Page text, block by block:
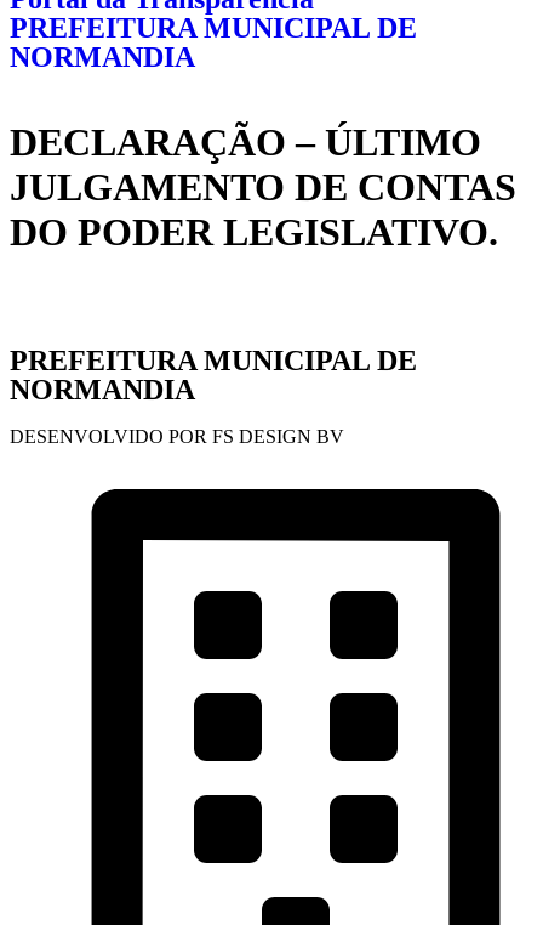
PREFEITURA MUNICIPAL DE
NORMANDIA
DECLARAÇÃO – ÚLTIMO
JULGAMENTO DE CONTAS
DO PODER LEGISLATIVO.
PREFEITURA MUNICIPAL DE
NORMANDIA
DESENVOLVIDO POR FS DESIGN BV